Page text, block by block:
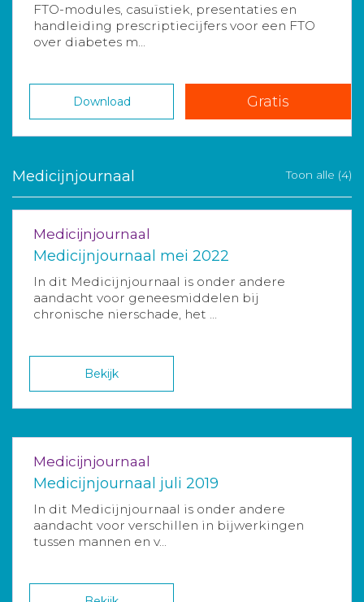
FTO-modules, casuïstiek, presentaties en
handleiding prescriptiecijfers voor een FTO
over diabetes m...
Download Gratis
Medicijnjournaal Toon alle (4)
Medicijnjournaal
Medicijnjournaal mei 2022
In dit Medicijnjournaal is onder andere
aandacht voor geneesmiddelen bij
chronische nierschade, het ...
Bekijk
Medicijnjournaal
Medicijnjournaal juli 2019
In dit Medicijnjournaal is onder andere
aandacht voor verschillen in bijwerkingen
tussen mannen en v...